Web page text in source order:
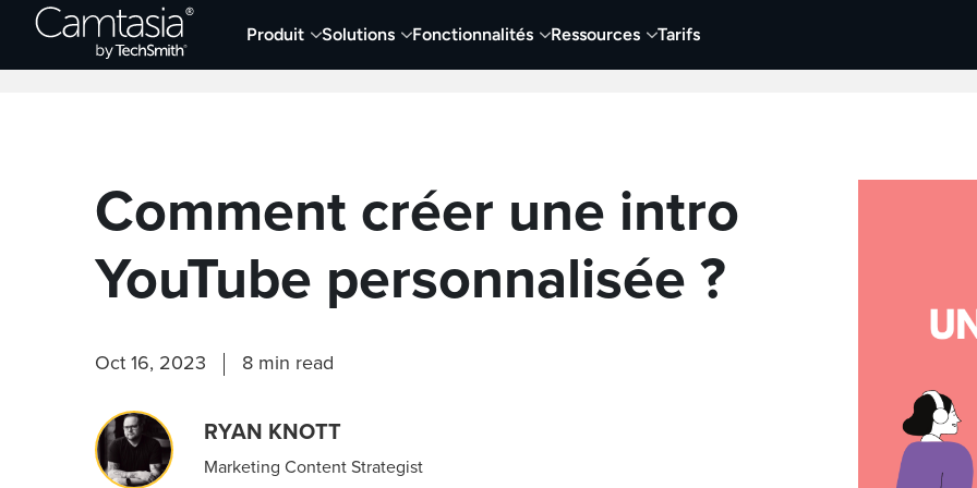
Passer
directement
Produit Solutions Fonctionnalités Ressources Tarifs
Derniers articles Capture et enregistrement vidéo Vidéo Visuels
Comment créer une intro
YouTube personnalisée ?
Oct 16, 2023 8 min read
RYAN KNOTT
Marketing Content Strategist